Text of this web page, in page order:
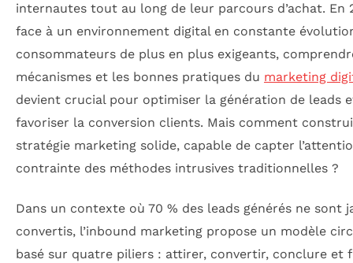
internautes tout au long de leur parcours d’achat. En
face à un environnement digital en constante
consommateurs de plus en plus exigeants,
mécanismes et les bonnes pratiques du marketing
devient crucial pour optimiser la génération de leads
favoriser la conversion clients. Mais comment
stratégie marketing solide, capable de capter
contrainte des méthodes intrusives traditionnelles ?
Dans un contexte où 70 % des leads générés ne sont
convertis, l’inbound marketing propose un modèle
basé sur quatre piliers : attirer, convertir, conclure et